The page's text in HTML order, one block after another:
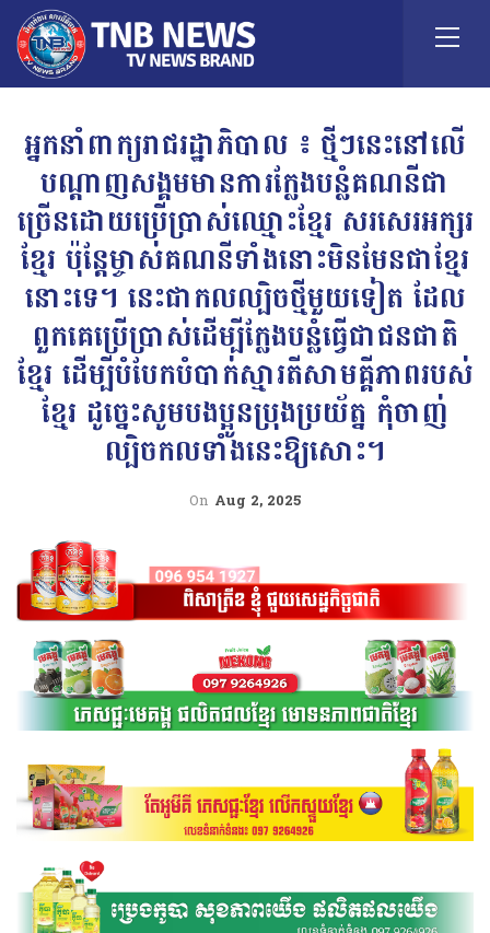
អ្នកនាំពាក្យរាជរដ្ឋាភិបាល ៖ ថ្មីៗនេះនៅលើ
បណ្តាញសង្គមមានការក្លែងបន្លំគណនីជា
ច្រើនដោយប្រើប្រាស់ឈ្មោះខ្មែរ សរសេរអក្សរ
ខ្មែរ ប៉ុន្តែម្ចាស់គណនីទាំងនោះមិនមែនជាខ្មែរ
នោះទេ។ នេះជាកលល្បិចថ្មីមួយទៀត ដែល
ពួកគេប្រើប្រាស់ដើម្បីក្លែងបន្លំធ្វើជាជនជាតិ
ខ្មែរ ដើម្បីបំបែកបំបាក់ស្មារតីសាមគ្គីភាពរបស់
ខ្មែរ ដូច្នេះសូមបងប្អូនប្រុងប្រយ័ត្ន កុំចាញ់
ល្បិចកលទាំងនេះឱ្យសោះ។
On Aug 2, 2025